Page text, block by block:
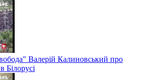
Валерій Калиновський про
Білорусі